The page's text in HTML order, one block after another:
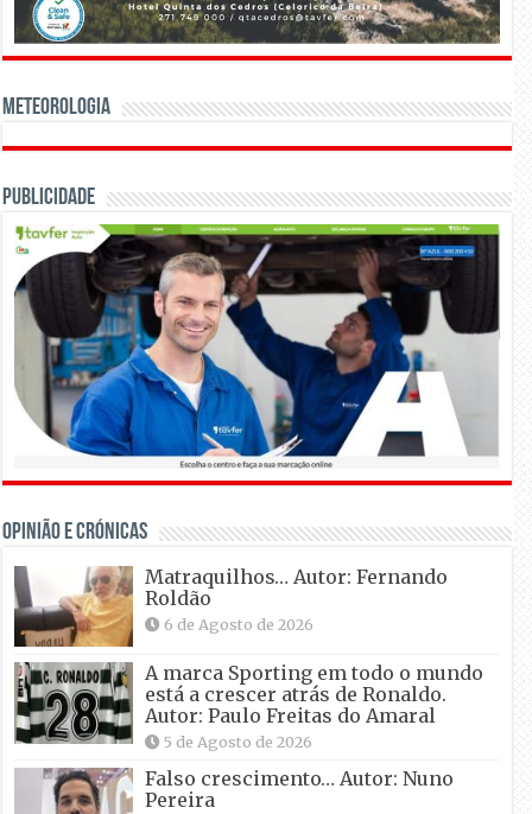
Meteorologia
Publicidade
OPINIÃO E CRÓNICAS
Matraquilhos… Autor: Fernando
Roldão
6 de Agosto de 2026
A marca Sporting em todo o mundo
está a crescer atrás de Ronaldo.
Autor: Paulo Freitas do Amaral
5 de Agosto de 2026
Falso crescimento… Autor: Nuno
Pereira